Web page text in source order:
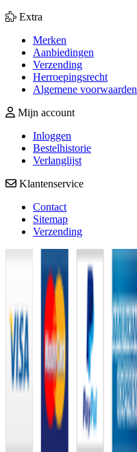
Extra
Merken
Aanbiedingen
Verzending
Herroepingsrecht
Algemene voorwaarden
Mijn account
Inloggen
Bestelhistorie
Verlanglijst
Klantenservice
Contact
Sitemap
Verzending